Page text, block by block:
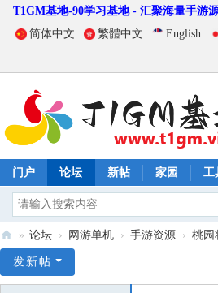
T1GM基地-90学习基地 - 汇聚海量手游
简体中文
繁體中文 English
门户 论坛 新帖 家园 工
1
» 论坛 › 网游单机 › 手游资源 › 桃园
发新帖